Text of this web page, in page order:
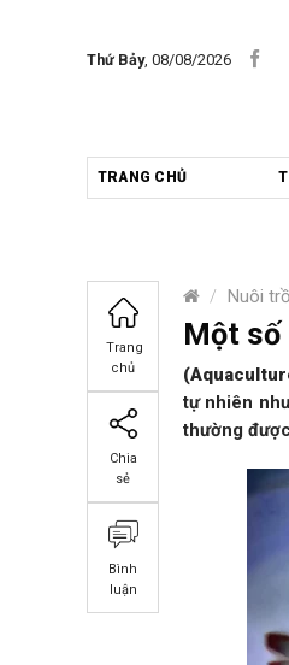
Thứ Bảy, 08/08/2026
TRANG CHỦ
/ Nuôi
Trang
chủ
Chia
sẻ
Bình
luận
Một số
tự nhiên
thường